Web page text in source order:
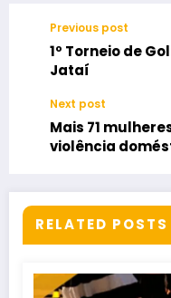
Previous post
1º Torneio de
Jataí
Next post
Mais 71
violência
RELATED POSTS